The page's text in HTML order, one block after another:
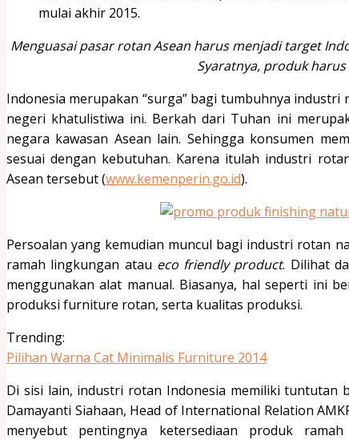
mulai akhir 2015.
Menguasai pasar rotan Asean harus menjadi target
Syaratnya, produk
Indonesia merupakan “surga” bagi tumbuhnya industri
negeri khatulistiwa ini. Berkah dari Tuhan ini
negara kawasan Asean lain. Sehingga konsumen
sesuai dengan kebutuhan. Karena itulah industri
Asean tersebut (www.kemenperin.go.id).
Persoalan yang kemudian muncul bagi industri rotan
ramah lingkungan atau eco friendly product. Dilihat
menggunakan alat manual. Biasanya, hal seperti ini
produksi furniture rotan, serta kualitas produksi.
Trending:
Pilihan Warna Cat Minimalis Furniture 2014
Di sisi lain, industri rotan Indonesia memiliki tuntutan
Damayanti Siahaan, Head of International Relation
menyebut pentingnya ketersediaan produk